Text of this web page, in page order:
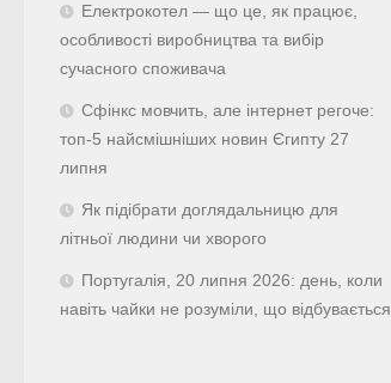
Електрокотел — що це, як працює,
особливості виробництва та вибір
сучасного споживача
Сфінкс мовчить, але інтернет регоче:
топ-5 найсмішніших новин Єгипту 27
липня
Як підібрати доглядальницю для
літньої людини чи хворого
Португалія, 20 липня 2026: день, коли
навіть чайки не розуміли, що відбувається